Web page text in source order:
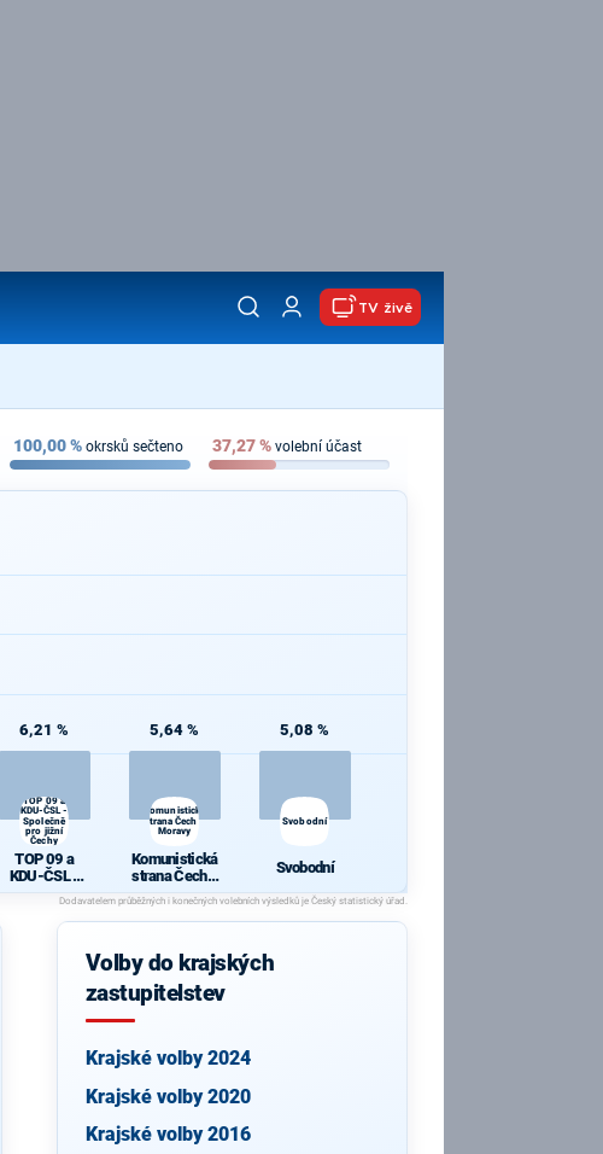
TV živě
100,00% okrsků sečteno 37,27% volební účast
6,21 %
TOP 09 a
KDU-ČSL -
Společně
pro jižní
Čechy
TOP 09 a
KDU-ČSL -
Společně pro
jižní Čechy
5,64 %
Komunistická
strana Čech a
Moravy
Komunistická
strana Čech a
Moravy
5,08 %
Svobodní
Svobodní
Volby do krajských
zastupitelstev
Krajské volby 2024
Krajské volby 2020
Krajské volby 2016